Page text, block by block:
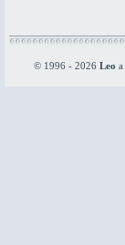
© 1996 - 2026 Leo a